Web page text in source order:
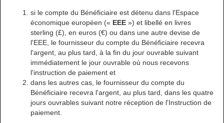
si le compte du Bénéficiaire est détenu dans l'Espace
économique européen (« EEE ») et libellé en livres
sterling (£), en euros (€) ou dans une autre devise de
l'EEE, le fournisseur du compte du Bénéficiaire recevra
l'argent, au plus tard, à la fin du jour ouvrable suivant
immédiatement le jour ouvrable où nous recevons
l'instruction de paiement et
dans les autres cas, le fournisseur du compte du
Bénéficiaire recevra l'argent, au plus tard, dans les quatre
jours ouvrables suivant notre réception de l'Instruction de
paiement.